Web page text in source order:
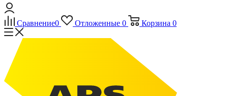
Сравнение0 Отложенные 0 Корзина 0